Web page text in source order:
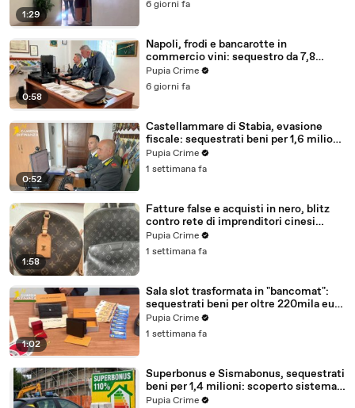
1:29
6 giorni fa
0:58
Napoli, frodi e bancarotte in
commercio vini: sequestro da 7,8
milioni (30.07.26)
Pupia Crime
6 giorni fa
0:52
Castellammare di Stabia, evasione
fiscale: sequestrati beni per 1,6 milioni
ad un consorzio navale (29.07.26)
Pupia Crime
1 settimana fa
1:58
Fatture false e acquisti in nero, blitz
contro rete di imprenditori cinesi
sequestri per 8,5 milioni (29.07.26)
Pupia Crime
1 settimana fa
1:02
Sala slot trasformata in "bancomat":
sequestrati beni per oltre 220mila euro
a due coniugi (29.07.26)
Pupia Crime
1 settimana fa
Superbonus e Sismabonus, sequestrati
beni per 1,4 milioni: scoperto sistema
con false abitazioni (29.07.26)
Pupia Crime